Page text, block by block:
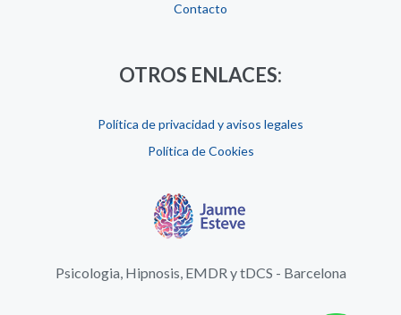
Contacto
OTROS ENLACES:
Política de privacidad y avisos legales
Política de Cookies
Psicologia, Hipnosis, EMDR y tDCS - Barcelona